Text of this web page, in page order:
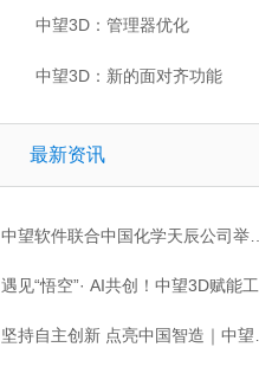
中望3D：管理器优化
中望3D：新的面对齐功能
最新资讯
中望软件联合中国化学天辰公司举办“走进标杆企业”研讨会，共探流程工业数字化创新实践
遇见“悟空”· AI共创！中望3D赋能工业设计国产化与AI创新升级
坚持自主创新 点亮中国智造｜中望软件亮相第十届中国网络版权保护与发展大会